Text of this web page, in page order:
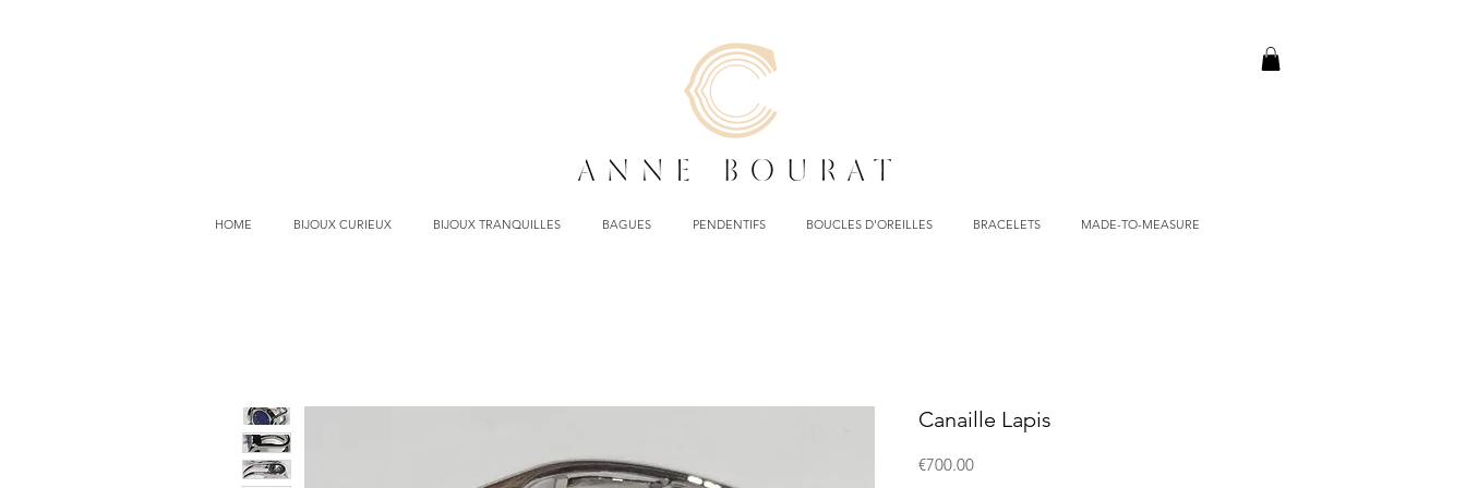
HOME BIJOUX CURIEUX BIJOUX TRANQUILLES BAGUES PENDENTIFS BOUCLES D'OREILLES BRACELETS MADE-TO-MEASURE
Canaille Lapis
€700.00Price